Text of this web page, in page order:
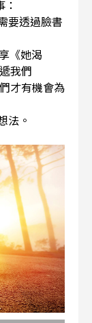
要透過臉書
《她渴
我們
才有機會為
法。